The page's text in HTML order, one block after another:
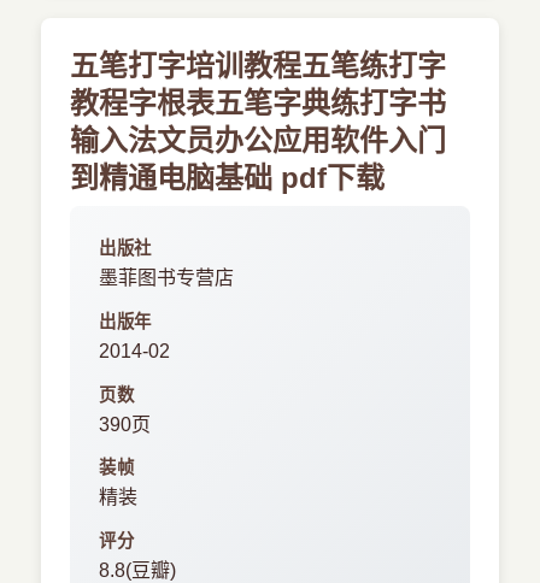
五笔打字培训教程五笔练打字
教程字根表五笔字典练打字书
输入法文员办公应用软件入门
到精通电脑基础 pdf下载
出版社
墨菲图书专营店
出版年
2014-02
页数
390页
装帧
精装
评分
8.8(豆瓣)